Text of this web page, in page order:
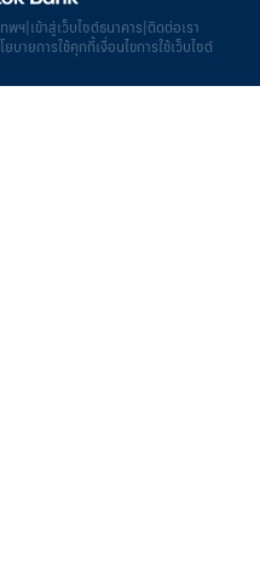
พฯ เข้าสู่เว็บไซต์ธนาคาร ติดต่อเรา
ยบายการใช้คุกกี้เงื่อนไขการใช้เว็บไซต์